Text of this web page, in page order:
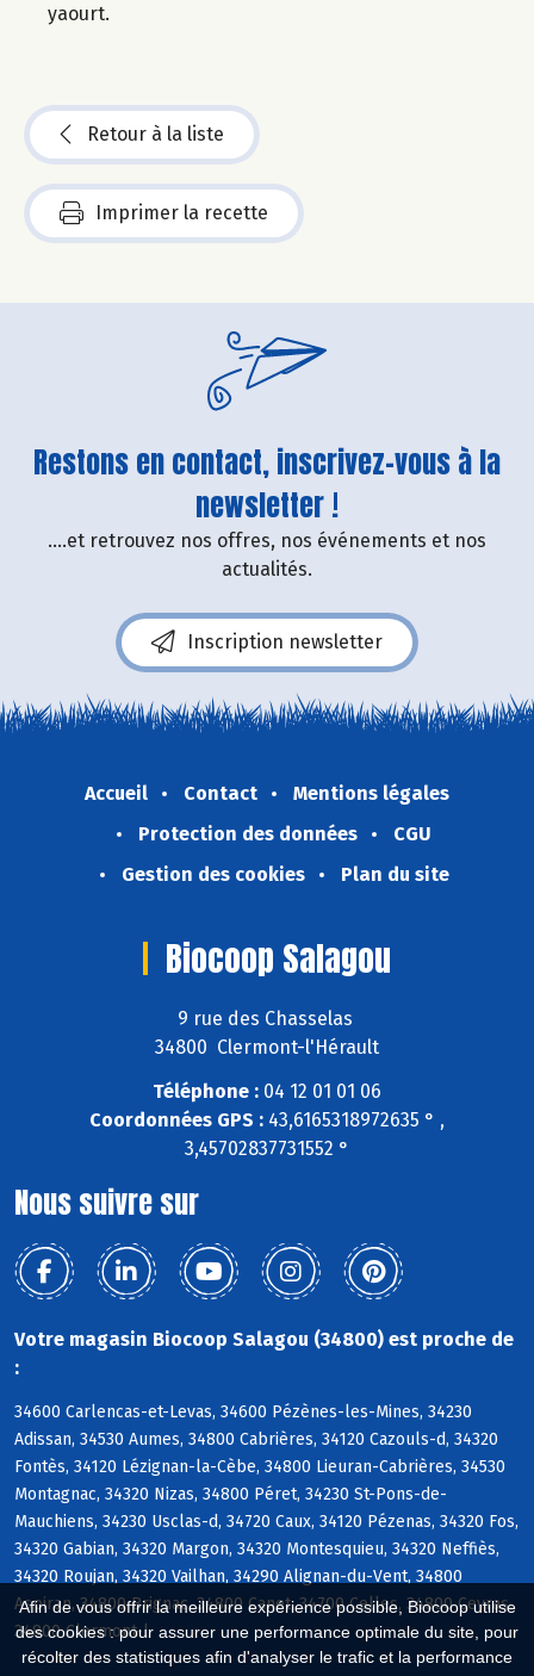
Afin de vous offrir la meilleure expérience possible, Biocoop utilise
des cookies : pour assurer une performance optimale du site, pour
récolter des statistiques afin d'analyser le trafic et la performance
yaourt.
Retour à la liste
Imprimer la recette
Restons en contact, inscrivez-vous à la
newsletter !
....et retrouvez nos offres, nos événements et nos
actualités.
Inscription newsletter
Accueil Contact
Mentions légales
Protection des données
CGU
Gestion des cookies
Plan du site
Biocoop Salagou
9 rue des Chasselas
34800 Clermont-l'Hérault
Téléphone : 04 12 01 01 06
Coordonnées GPS : 43,6165318972635 ° ,
3,45702837731552 °
Nous suivre sur
Votre magasin Biocoop Salagou (34800) est proche de
:
34600 Carlencas-et-Levas, 34600 Pézènes-les-Mines, 34230
Adissan, 34530 Aumes, 34800 Cabrières, 34120 Cazouls-d, 34320
Fontès, 34120 Lézignan-la-Cèbe, 34800 Lieuran-Cabrières, 34530
Montagnac, 34320 Nizas, 34800 Péret, 34230 St-Pons-de-
Mauchiens, 34230 Usclas-d, 34720 Caux, 34120 Pézenas, 34320 Fos,
34320 Gabian, 34320 Margon, 34320 Montesquieu, 34320 Neffiès,
34320 Roujan, 34320 Vailhan, 34290 Alignan-du-Vent, 34800
Aspiran, 34800 Brignac, 34800 Canet, 34700 Celles, 34800 Ceyras,
34800 Clermont-l